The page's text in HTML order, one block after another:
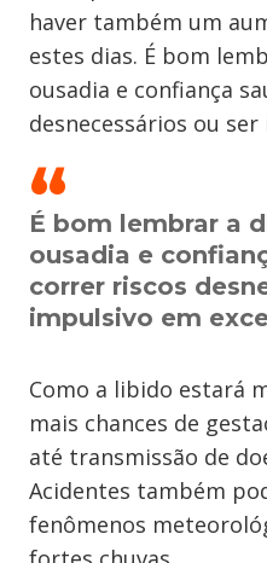
haver também um
estes dias. É bom
ousadia e confiança
desnecessários ou
É bom lembrar a
ousadia e
correr riscos
impulsivo em
Como a libido estará
mais chances de
até transmissão de
Acidentes também
fenômenos